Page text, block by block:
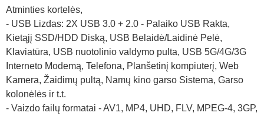
Atminties kortelės,
- USB Lizdas: 2X USB 3.0 + 2.0 - Palaiko USB Rakta,
Kietąjį SSD/HDD Diską, USB Belaidė/Laidinė Pelė,
Klaviatūra, USB nuotolinio valdymo pulta, USB 5G/4G/3G
Interneto Modemą, Telefona, Planšetinį kompiuterį, Web
Kamera, Žaidimų pultą, Namų kino garso Sistema, Garso
kolonėlės ir t.t.
- Vaizdo failų formatai - AV1, MP4, UHD, FLV, MPEG-4, 3GP,